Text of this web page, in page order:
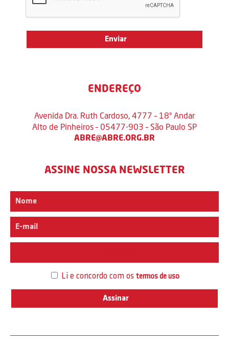
ENDEREÇO
Avenida Dra. Ruth Cardoso, 4777 – 18º Andar
Alto de Pinheiros – 05477-903 – São Paulo SP
ABRE@ABRE.ORG.BR
ASSINE NOSSA NEWSLETTER
Li e concordo com os termos de uso